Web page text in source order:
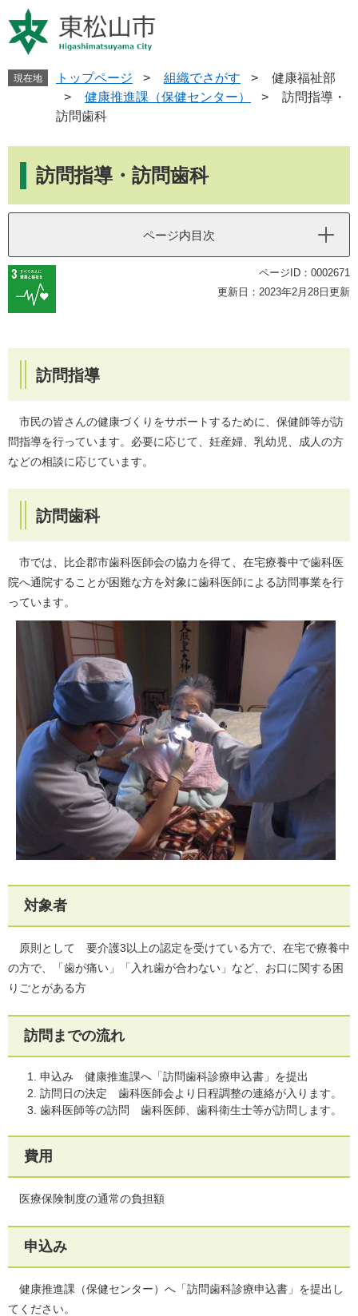
ー
ジ
ニ
ュ
現在地 トップページ > 組織でさがす >
健康福祉部
>
健康推進課（保健センター） >
訪問指導・
訪問歯科
訪問指導・訪問歯科
ページ内目次
ページID：0002671
更新日：2023年2月28日更新
訪問指導
市民の皆さんの健康づくりをサポートするために、保健師等が訪
問指導を行っています。必要に応じて、妊産婦、乳幼児、成人の方
などの相談に応じています。
訪問歯科
市では、比企郡市歯科医師会の協力を得て、在宅療養中で歯科医
院へ通院することが困難な方を対象に歯科医師による訪問事業を行
っています。
対象者
原則として 要介護3以上の認定を受けている方で、在宅で療養中
の方で、「歯が痛い」「入れ歯が合わない」など、お口に関する困
りごとがある方
訪問までの流れ
申込み 健康推進課へ「訪問歯科診療申込書」を提出
訪問日の決定 歯科医師会より日程調整の連絡が入ります。
歯科医師等の訪問 歯科医師、歯科衛生士等が訪問します。
費用
医療保険制度の通常の負担額
申込み
健康推進課（保健センター）へ「訪問歯科診療申込書」を提出し
てください。